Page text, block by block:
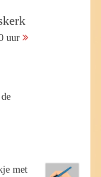
uur
met